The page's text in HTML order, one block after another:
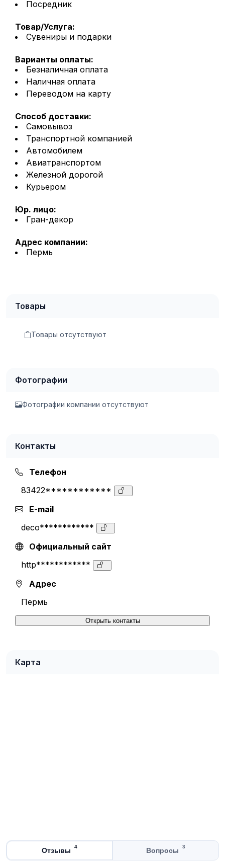
Посредник
Товар/Услуга:
Сувениры и подарки
Варианты оплаты:
Безналичная оплата
Наличная оплата
Переводом на карту
Способ доставки:
Самовывоз
Транспортной компанией
Автомобилем
Авиатранспортом
Железной дорогой
Курьером
Юр. лицо:
Гран-декор
Адрес компании:
Пермь
Товары
Товары отсутствуют
Фотографии
Фотографии компании отсутствуют
Контакты
Телефон
83422************
E-mail
deco************
Официальный сайт
http************
Адрес
Пермь
Открыть контакты
Карта
Отзывы 4 Вопросы 3